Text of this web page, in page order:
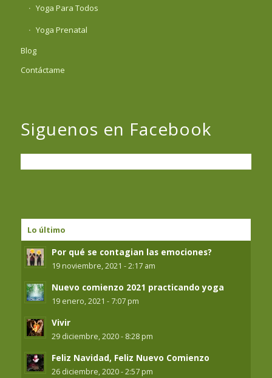
Yoga Para Todos
Yoga Prenatal
Blog
Contáctame
Siguenos en Facebook
Lo último
Por qué se contagian las emociones?
19 noviembre, 2021 - 2:17 am
Nuevo comienzo 2021 practicando yoga
19 enero, 2021 - 7:07 pm
Vivir
29 diciembre, 2020 - 8:28 pm
Feliz Navidad, Feliz Nuevo Comienzo
26 diciembre, 2020 - 2:57 pm